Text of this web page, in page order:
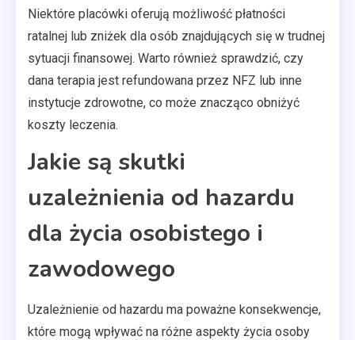
Niektóre placówki oferują możliwość płatności
ratalnej lub zniżek dla osób znajdujących się w trudnej
sytuacji finansowej. Warto również sprawdzić, czy
dana terapia jest refundowana przez NFZ lub inne
instytucje zdrowotne, co może znacząco obniżyć
koszty leczenia.
Jakie są skutki
uzależnienia od hazardu
dla życia osobistego i
zawodowego
Uzależnienie od hazardu ma poważne konsekwencje,
które mogą wpływać na różne aspekty życia osoby